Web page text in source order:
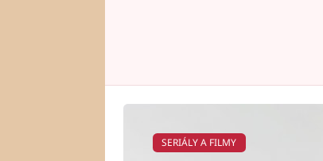
SERIÁLY A FILMY